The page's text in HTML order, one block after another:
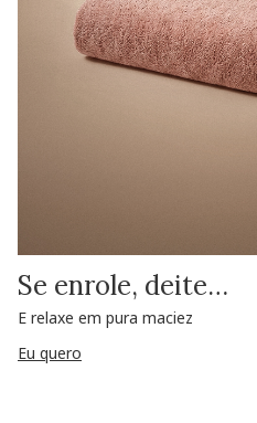
Se enrole, deite…
E relaxe em pura maciez
Eu quero